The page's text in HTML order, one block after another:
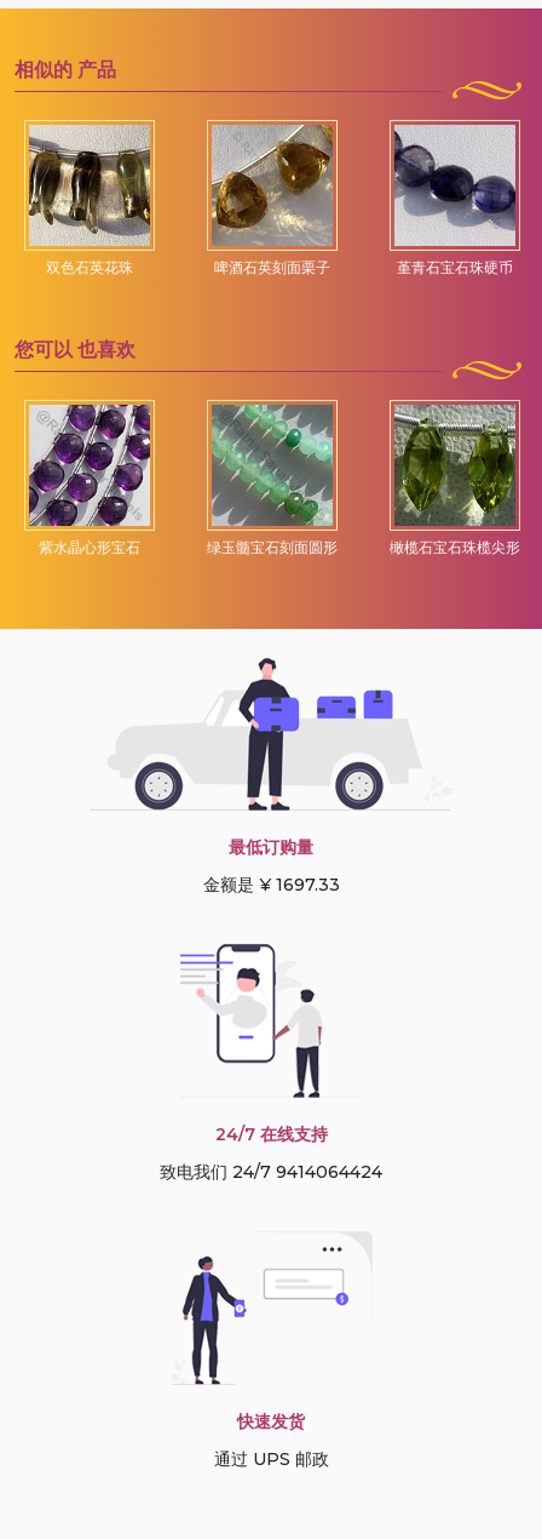
相似的 产品
双色石英花珠 啤酒石英刻面栗子 堇青石宝石珠硬币
您可以 也喜欢
紫水晶心形宝石 绿玉髓宝石刻面圆形 橄榄石宝石珠榄尖形
最低订购量
金额是 ¥ 1697.33
24/7 在线支持
致电我们 24/7 9414064424
快速发货
通过 UPS 邮政